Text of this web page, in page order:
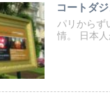
コートダ
パリからず
情。 日本